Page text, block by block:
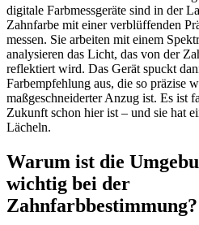
digitale Farbmessgeräte sind in der
Zahnfarbe mit einer verblüffenden
messen. Sie arbeiten mit einem
analysieren das Licht, das von der
reflektiert wird. Das Gerät spuckt
Farbempfehlung aus, die so präzise
maßgeschneiderter Anzug ist. Es ist
Zukunft schon hier ist – und sie hat
Lächeln.
Warum ist die
wichtig bei der
Zahnfarbbestimmung?